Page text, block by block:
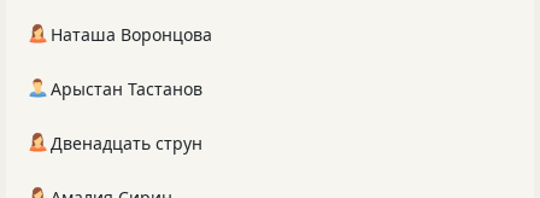
Наташа Воронцова
Арыстан Тастанов
Двенадцать струн